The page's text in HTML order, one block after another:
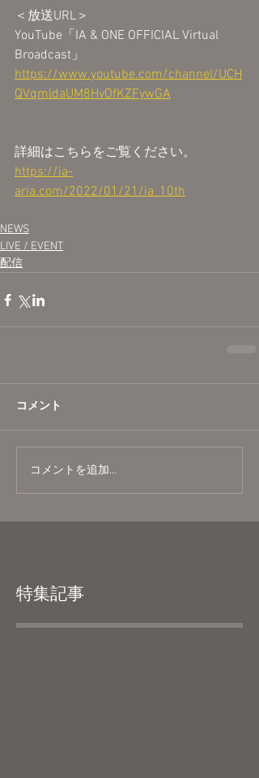
＜放送URL＞
YouTube「IA & ONE OFFICIAL Virtual
Broadcast」
https://www.youtube.com/channel/UCH
QVqmldaUM8HvOfKZFywGA
詳細はこちらをご覧ください。
https://ia-
aria.com/2022/01/21/ia_10th
NEWS
LIVE / EVENT
配信
コメント
コメントを追加…
特集記事